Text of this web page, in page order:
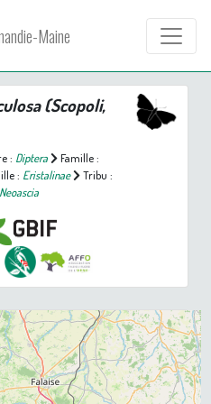
Maine
(Scopoli,
: Diptera
Famille :
: Eristalinae
Tribu :
Neoascia